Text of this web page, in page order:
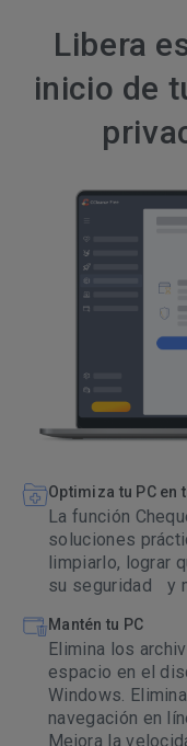
Libera
inicio de
Optimiza tu PC
La función
soluciones
limpiarlo, lograr
su seguridad y
Mantén tu PC
Elimina los
espacio en el
Windows.
navegación en
Mejora la